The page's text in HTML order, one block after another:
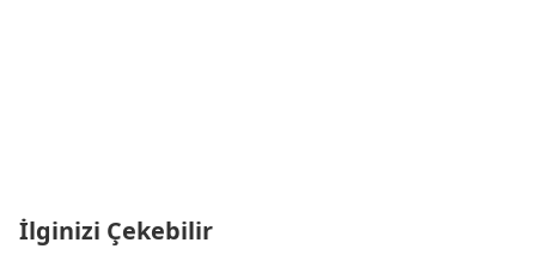
İlginizi Çekebilir